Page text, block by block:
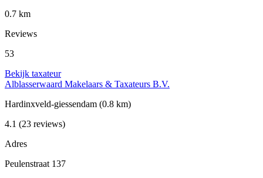
0.7 km
Reviews
53
Bekijk taxateur
Alblasserwaard Makelaars & Taxateurs B.V.
Hardinxveld-giessendam (0.8 km)
4.1 (23 reviews)
Adres
Peulenstraat 137